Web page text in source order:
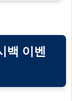
백 이벤